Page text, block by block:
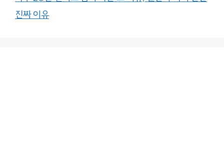
진짜 이유